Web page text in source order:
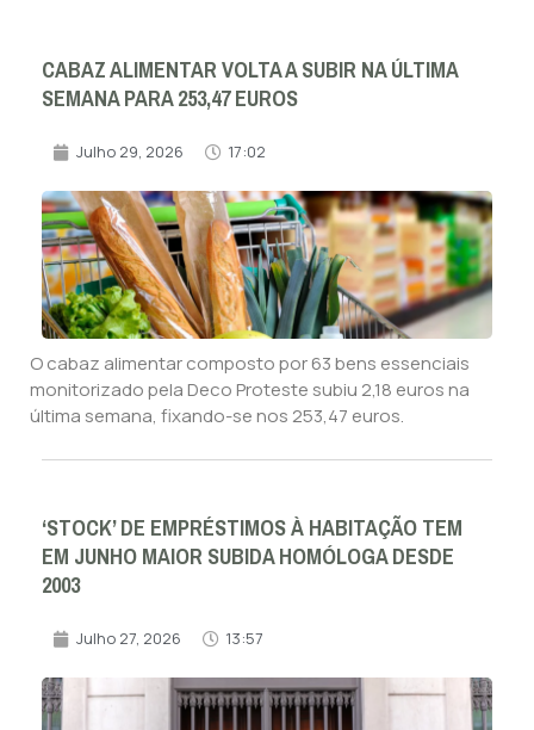
CABAZ ALIMENTAR VOLTA A SUBIR NA ÚLTIMA
SEMANA PARA 253,47 EUROS
Julho 29, 2026 17:02
O cabaz alimentar composto por 63 bens essenciais
monitorizado pela Deco Proteste subiu 2,18 euros na
última semana, fixando-se nos 253,47 euros.
‘STOCK’ DE EMPRÉSTIMOS À HABITAÇÃO TEM
EM JUNHO MAIOR SUBIDA HOMÓLOGA DESDE
2003
Julho 27, 2026 13:57